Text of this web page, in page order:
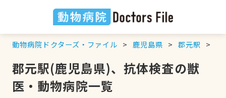
動物病院ドクターズ・ファイル 鹿児島県 郡元駅
郡元駅(鹿児島県)、抗体検査の獣
医・動物病院一覧